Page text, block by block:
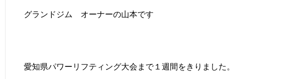
グランドジム オーナーの山本です
愛知県パワーリフティング大会まで１週間をきりました。